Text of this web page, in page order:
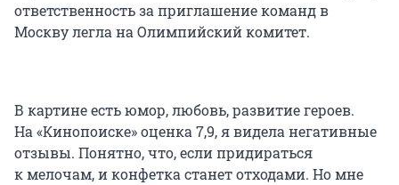
ответственность за приглашение команд в
Москву легла на Олимпийский комитет.
В картине есть юмор, любовь, развитие героев.
На «Кинопоиске» оценка 7,9, я видела негативные
отзывы. Понятно, что, если придираться
к мелочам, и конфетка станет отходами. Но мне